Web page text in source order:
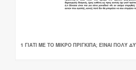
1 ΓΙΑΤΙ ΜΕ ΤΟ ΜΙΚΡΟ ΠΡΙΓΚΙΠΑ; ΕΊΝΑΙ ΠΟΛΎ